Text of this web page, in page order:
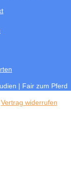
| Fair zum Pferd
Vertrag widerrufen